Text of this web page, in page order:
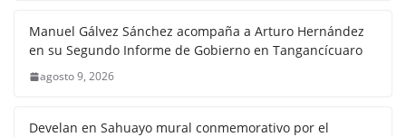
Manuel Gálvez Sánchez acompaña a Arturo Hernández
en su Segundo Informe de Gobierno en Tangancícuaro
agosto 9, 2026
Develan en Sahuayo mural conmemorativo por el